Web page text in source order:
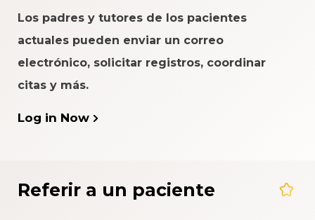
Los padres y tutores de los pacientes
actuales pueden enviar un correo
electrónico, solicitar registros, coordinar
citas y más.
Log in Now
Referir a un paciente